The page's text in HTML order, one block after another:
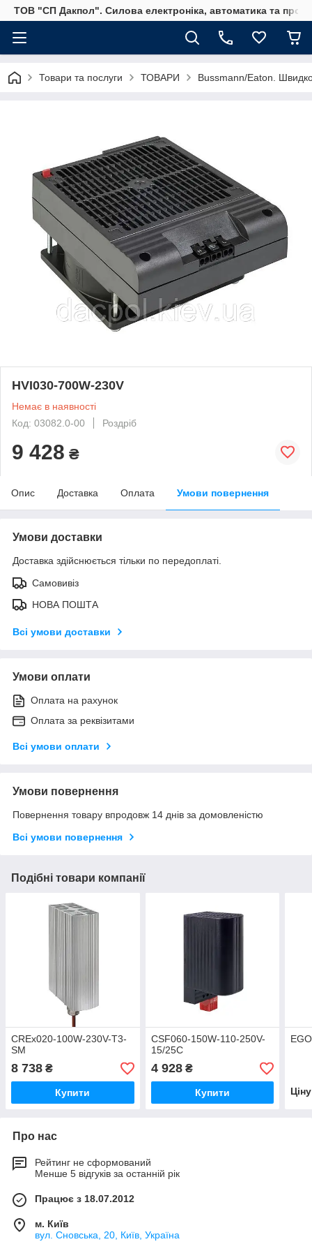
ТОВ "СП Дакпол". Силова електроніка, автоматика та
Товари та послуги ТОВАРИ Bussmann/Eaton.
HVI030-700W-230V
Немає в наявності
Код: 03082.0-00
Роздріб
9 428 ₴
Опис Доставка Оплата Умови повернення
Умови доставки
Доставка здійснюється тільки по передоплаті.
Самовивіз
НОВА ПОШТА
Всі умови доставки
Умови оплати
Оплата на рахунок
Оплата за реквізитами
Всі умови оплати
Умови повернення
Повернення товару впродовж 14 днів за домовленістю
Всі умови повернення
Подібні товари компанії
CREx020-100W-230V-T3-
SM
8 738 ₴
Купити
CSF060-150W-110-250V-
15/25C
4 928₴
Купити
Про нас
Рейтинг не сформований
Менше 5 відгуків за останній рік
Працює з 18.07.2012
м. Київ
вул. Сновська, 20, Київ, Україна